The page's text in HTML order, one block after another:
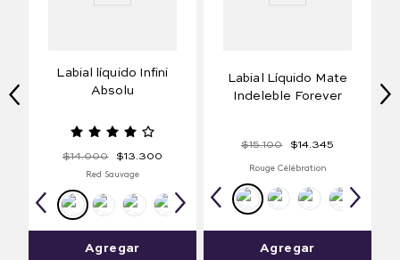
Labial líquido Infini
Absolu
$14.000 $13.300
Red Sauvage
Agregar
Labial Líquido Mate
Indeleble Forever
$15.100 $14.345
Rouge Célébration
Agregar